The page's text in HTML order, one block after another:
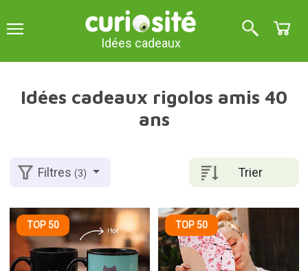
Idées cadeaux
Idées cadeaux rigolos amis 40
ans
Trier
Filtres(3)
TOP 50 TOP 50